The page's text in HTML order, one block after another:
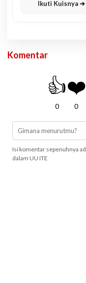
Ikuti Kuisnya ➔
Komentar
👍
0
❤️
0
Isi komentar sepenuhnya
dalam UU ITE